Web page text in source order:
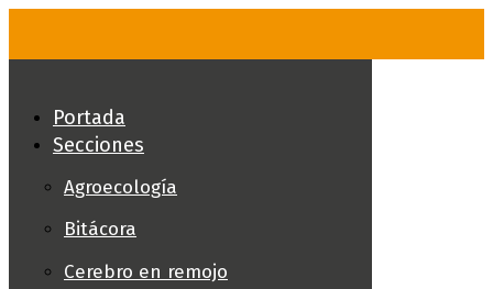
Portada
Secciones
Agroecología
Bitácora
Cerebro en remojo